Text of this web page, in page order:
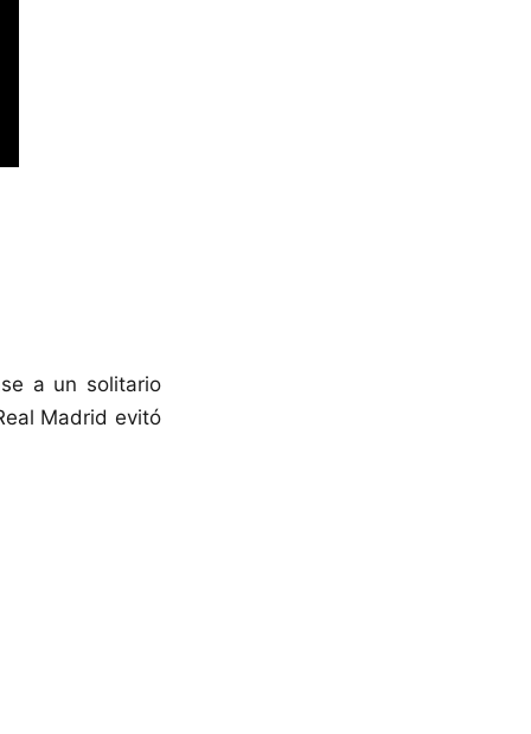
a un solitario
Madrid evitó